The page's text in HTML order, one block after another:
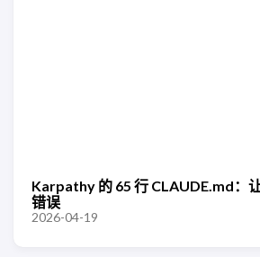
Karpathy 的 65 行 CLAUDE.md：
错误
2026-04-19